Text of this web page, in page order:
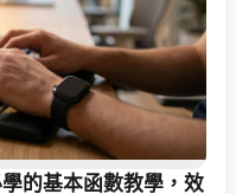
的基本函數教學，效